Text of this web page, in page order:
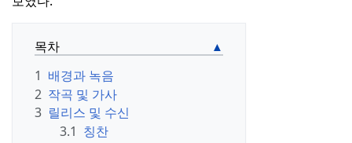
목차
1 배경과 녹음
2 작곡 및 가사
3 릴리스 및 수신
3.1 칭찬